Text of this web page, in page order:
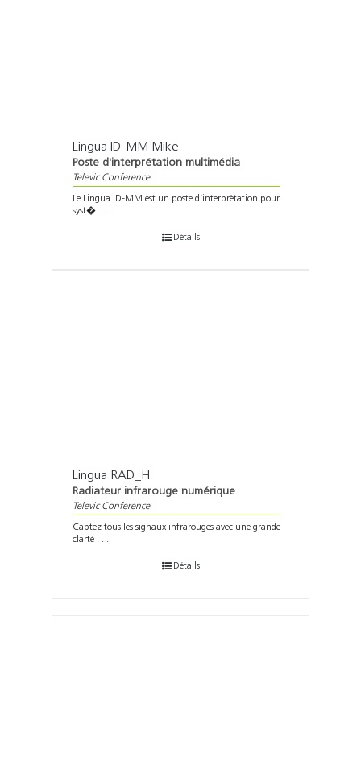
Lingua ID-MM Mike
Poste d'interprétation multimédia
Televic Conference
Le Lingua ID-MM est un poste d’interprètation pour
syst� . . .
Détails
Lingua RAD_H
Radiateur infrarouge numérique
Televic Conference
Captez tous les signaux infrarouges avec une grande
clarté . . .
Détails